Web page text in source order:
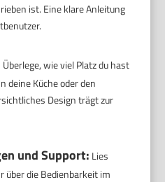
ist. Eine klare Anleitung
Überlege, wie viel Platz du hast
deine Küche oder den
Design trägt zur
und Support: Lies
über die Bedienbarkeit im